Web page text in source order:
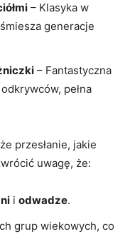
– Klasyka w
generacje
– Fantastyczna
pełna
przesłanie, jakie
uwagę, że:
i odwadze.
grup wiekowych, co